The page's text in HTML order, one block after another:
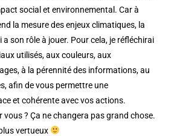
social et environnemental. Car à
la mesure des enjeux climatiques, la
son rôle à jouer. Pour cela, je réfléchirai
utilisés, aux couleurs, aux
à la pérennité des informations, au
afin de vous permettre une
et cohérente avec vos actions.
vous ? Ça ne changera pas grand chose.
vertueux